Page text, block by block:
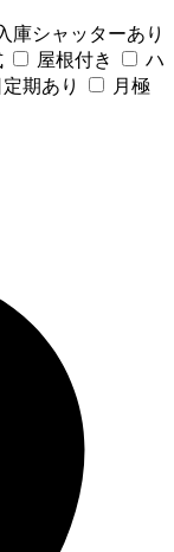
庫シャッターあり
屋根付き
ハ
期あり
月極